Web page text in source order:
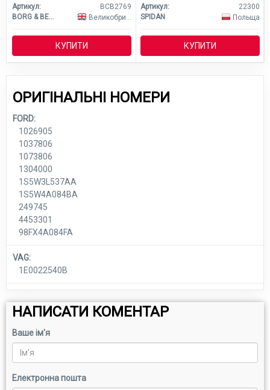
Артикул:
BCB2769
BORG & BECK
Великобританія
КУПИТИ
Артикул:
22300
SPIDAN
Польща
КУПИТИ
ОРИГІНАЛЬНІ НОМЕРИ
FORD:
1026905
1037806
1073806
1304000
1S5W3L537AA
1S5W4A084BA
249745
4453301
98FX4A084FA
VAG:
1E0022540B
НАПИСАТИ КОМЕНТАР
Ваше ім'я
Електронна пошта